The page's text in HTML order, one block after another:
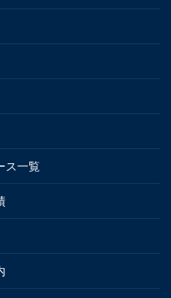
ス一覧